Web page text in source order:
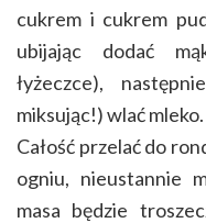
cukrem i cukrem
ubijając dodać
łyżeczce),
miksując!) wlać mleko.
Całość przelać do
ogniu, nieustannie
masa będzie